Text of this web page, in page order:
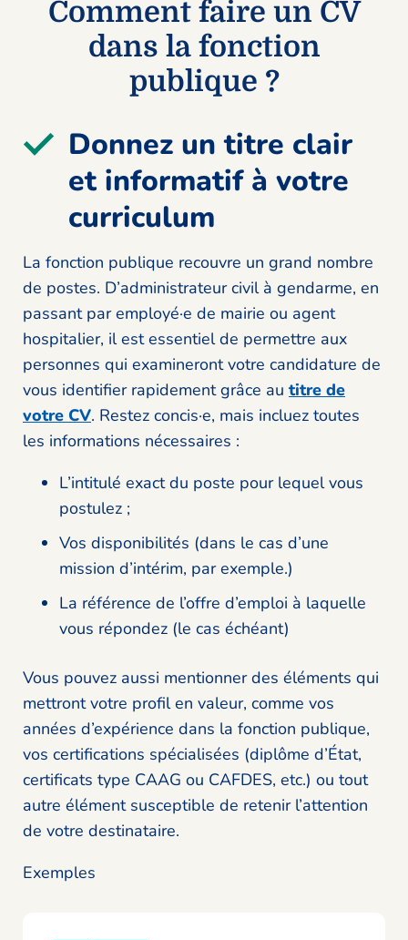
Comment faire un CV
dans la fonction
publique ?
Donnez un titre clair
et informatif à votre
curriculum
La fonction publique recouvre un grand nombre
de postes. D’administrateur civil à gendarme, en
passant par employé·e de mairie ou agent
hospitalier, il est essentiel de permettre aux
personnes qui examineront votre candidature de
vous identifier rapidement grâce au titre de
votre CV. Restez concis·e, mais incluez toutes
les informations nécessaires :
L’intitulé exact du poste pour lequel vous
postulez ;
Vos disponibilités (dans le cas d’une
mission d’intérim, par exemple.)
La référence de l’offre d’emploi à laquelle
vous répondez (le cas échéant)
Vous pouvez aussi mentionner des éléments qui
mettront votre profil en valeur, comme vos
années d’expérience dans la fonction publique,
vos certifications spécialisées (diplôme d’État,
certificats type CAAG ou CAFDES, etc.) ou tout
autre élément susceptible de retenir l’attention
de votre destinataire.
Exemples